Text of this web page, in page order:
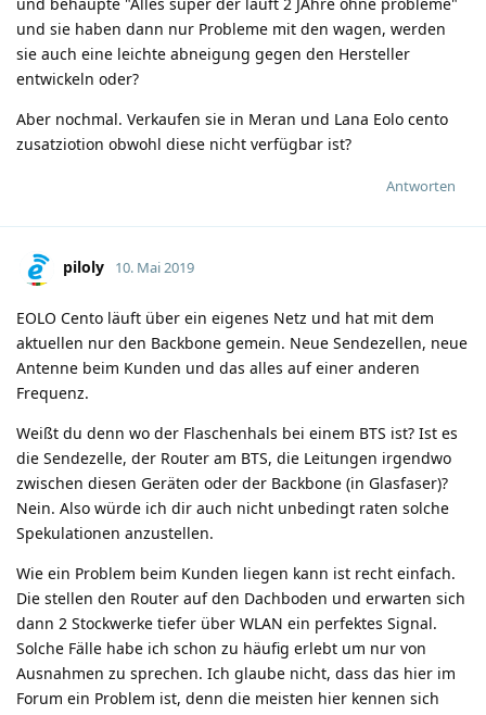
und sie haben dann nur Probleme mit den wagen, werden
sie auch eine leichte abneigung gegen den Hersteller
entwickeln oder?
Aber nochmal. Verkaufen sie in Meran und Lana Eolo cento
zusatziotion obwohl diese nicht verfügbar ist?
Antworten
piloly 10. Mai 2019
EOLO Cento läuft über ein eigenes Netz und hat mit dem
aktuellen nur den Backbone gemein. Neue Sendezellen, neue
Antenne beim Kunden und das alles auf einer anderen
Frequenz.
Weißt du denn wo der Flaschenhals bei einem BTS ist? Ist es
die Sendezelle, der Router am BTS, die Leitungen irgendwo
zwischen diesen Geräten oder der Backbone (in Glasfaser)?
Nein. Also würde ich dir auch nicht unbedingt raten solche
Spekulationen anzustellen.
Wie ein Problem beim Kunden liegen kann ist recht einfach.
Die stellen den Router auf den Dachboden und erwarten sich
dann 2 Stockwerke tiefer über WLAN ein perfektes Signal.
Solche Fälle habe ich schon zu häufig erlebt um nur von
Ausnahmen zu sprechen. Ich glaube nicht, dass das hier im
Forum ein Problem ist, denn die meisten hier kennen sich